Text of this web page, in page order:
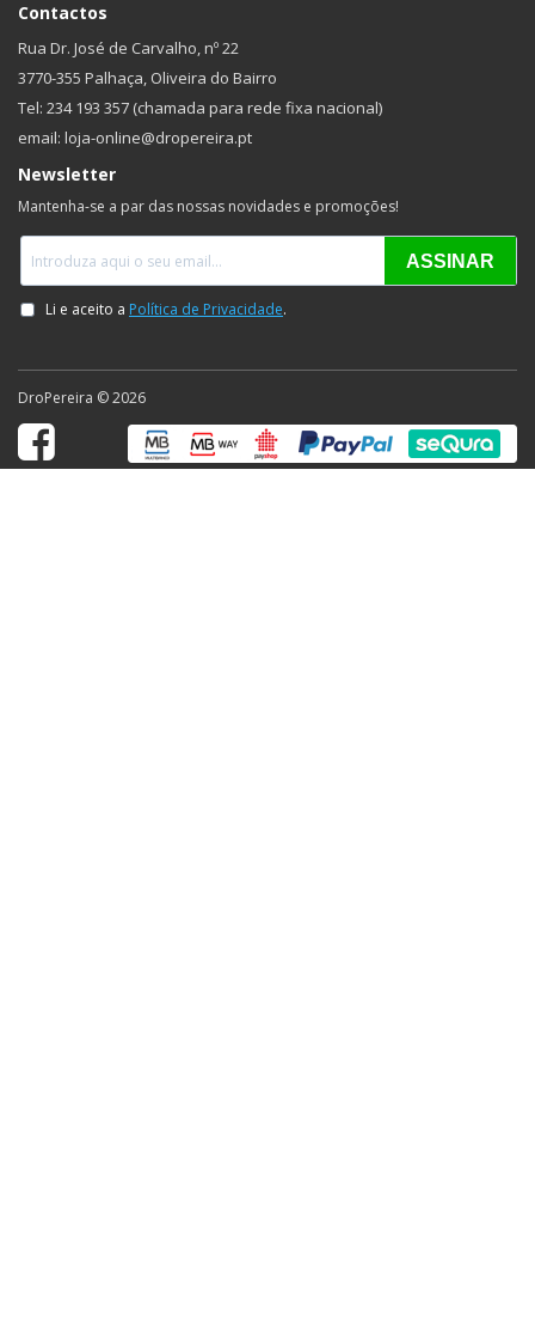
Contactos
Rua Dr. José de Carvalho, nº 22
3770-355 Palhaça, Oliveira do Bairro
Tel: 234 193 357 (chamada para rede fixa nacional)
email: loja-online@dropereira.pt
Newsletter
Mantenha-se a par das nossas novidades e promoções!
DroPereira © 2026